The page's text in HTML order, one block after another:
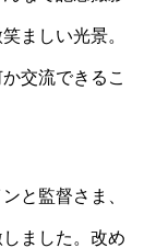
ましい光景。
交流できるこ
と監督さま、
ました。改め